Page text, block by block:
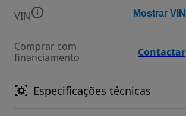
VIN Mostrar VIN
Comprar com
financiamento
Contactar
Especificações técnicas